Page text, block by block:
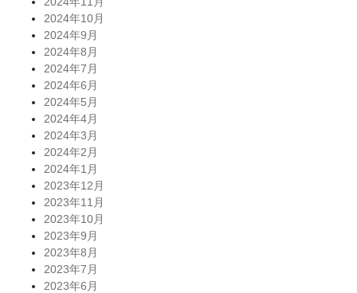
2024年10月
2024年9月
2024年8月
2024年7月
2024年6月
2024年5月
2024年4月
2024年3月
2024年2月
2024年1月
2023年12月
2023年11月
2023年10月
2023年9月
2023年8月
2023年7月
2023年6月